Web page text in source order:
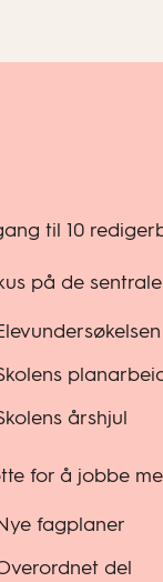
til 10
på de
årshjul
for å jobbe
fagplaner
del